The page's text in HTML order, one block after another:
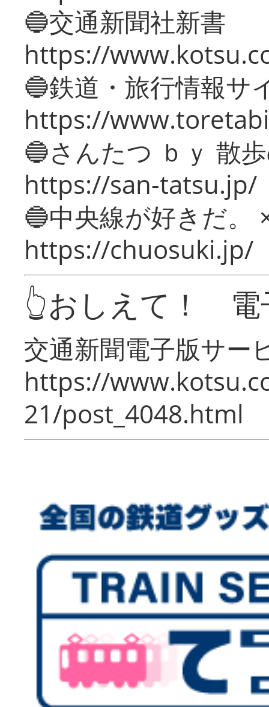
🔵交通新聞社新書
https://
🔵鉄道・旅行情報サ
https://
🔵さんたつ ｂｙ 散
https://san-tatsu.jp/
🔵中央線が好きだ。
https://chuosuki.jp/
👆おしえて！ 電
交通新聞電子版サー
https://
21/post_4048.html